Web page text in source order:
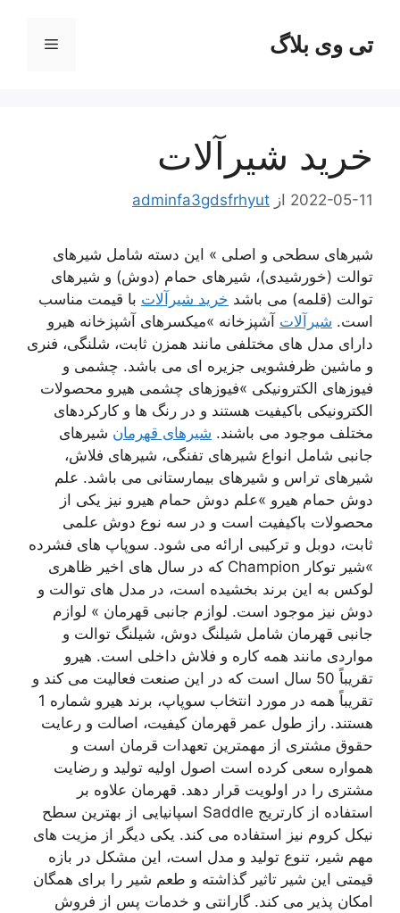
محتواتی وی بلاگ فهرست
خرید شیرآلات
2022-05-11 از adminfa3gdsfrhyut
شیرهای سطحی و اصلی » این دسته شامل شیرهای
توالت (خورشیدی)، شیرهای حمام (دوش) و شیرهای
توالت (قلمه) می باشد خرید شیرآلات با قیمت مناسب
است. شیرآلات آشپزخانه »میکسرهای آشپزخانه هیرو
دارای مدل های مختلفی مانند همزن ثابت، شلنگی، فنری
و ماشین ظرفشویی جزیره ای می باشد. چشمی و
فیوزهای الکترونیکی »فیوزهای چشمی هیرو محصولات
الکترونیکی باکیفیت هستند و در رنگ ها و کارکردهای
مختلف موجود می باشند. شیرهای قهرمان شیرهای
جانبی شامل انواع شیرهای تفنگی، شیرهای فلاش،
شیرهای تراس و شیرهای بیمارستانی می باشد. علم
دوش حمام هیرو »علم دوش حمام هیرو نیز یکی از
محصولات باکیفیت است و در سه نوع دوش علمی
ثابت، دوبل و ترکیبی ارائه می شود. سوپاپ های فشرده
»شیر توکار Champion که در سال های اخیر ظاهری
لوکس به این برند بخشیده است، در مدل های توالت و
دوش نیز موجود است. لوازم جانبی قهرمان » لوازم
جانبی قهرمان شامل شیلنگ دوش، شیلنگ توالت و
مواردی مانند همه کاره و فلاش داخلی است. هیرو
تقریباً 50 سال است که در این صنعت فعالیت می کند و
تقریباً همه در مورد انتخاب سوپاپ، برند هیرو شماره 1
هستند. راز طول عمر قهرمان کیفیت، اصالت و رعایت
حقوق مشتری از مهمترین تعهدات قرمان است و
همواره سعی کرده است اصول اولیه تولید و رضایت
مشتری را در اولویت قرار دهد. قهرمان علاوه بر
استفاده از کارتریج Saddle اسپانیایی از بهترین سطح
نیکل کروم نیز استفاده می کند. یکی دیگر از مزیت های
مهم شیر، تنوع تولید و مدل است، این مشکل در بازه
قیمتی این شیر تاثیر گذاشته و طعم شیر را برای همگان
امکان پذیر می کند. گارانتی و خدمات پس از فروش